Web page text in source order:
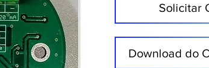
Solicitar
Download do